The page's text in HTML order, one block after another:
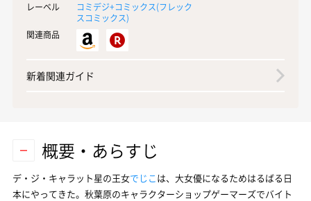
レーベル
コミデジ+コミックス(フレック
スコミックス)
関連商品
新着関連ガイド
概要・あらすじ
デ・ジ・キャラット星の王女でじこは、大女優になるためはるばる日
本にやってきた。秋葉原のキャラクターショップゲーマーズでバイト